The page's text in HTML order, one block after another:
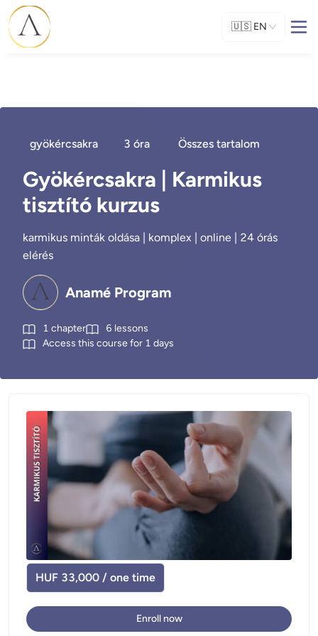
🇺🇸 EN
gyökércsakra 3 óra Összes tartalom
Gyökércsakra | Karmikus
tisztító kurzus
karmikus minták oldása | komplex | online | 24 órás
elérés
Anamé Program
1 chapter 6 lessons
Access this course for 1 days
HUF 33,000 / one time
Enroll now